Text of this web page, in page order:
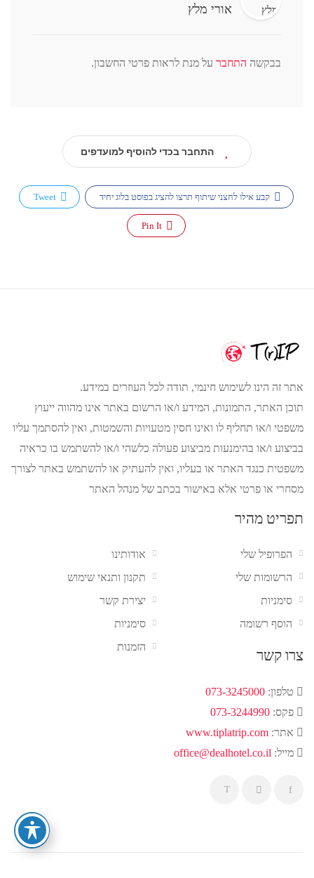
אורי מלץ
בבקשה התחבר על מנת לראות פרטי החשבון.
התחבר בכדי להוסיף למועדפים
קבע אילו לחצני שיתוף תרצו להציג בפוסט בלוג יחיד Tweet
Pin It
אתר זה הינו לשימוש חינמי, תודה לכל העוזרים במידע.
תוכן האתר, התמונות, המידע ו/או הרשום באתר אינו מהווה ייעוץ
משפטי ו/או תחליף לו ואינו חסין מטעויות והשמטות, ואין להסתמך עליו
בביצוע ו/או בהימנעות מביצוע פעולה כלשהי ו/או להשתמש בו כראיה
משפטית כנגד האתר או בעליו, ואין להעתיק או להשתמש באתר לצורך
מסחרי או פרטי אלא באישור בכתב של מנהל האתר
תפריט מהיר
אודותינו
תקנון ותנאי שימוש
יצירת קשר
סימניות
הזמנות
הפרופיל שלי
הרשומות שלי
סימניות
הוסף רשומה
צרו קשר
טלפון: 073-3245000
פקס: 073-3244990
אתר: www.tiplatrip.com
מייל: office@dealhotel.co.il